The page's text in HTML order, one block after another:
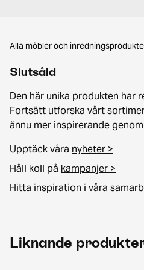
Alla möbler och
Slutsåld
Den här unika produkten har
Fortsätt utforska vårt
ännu mer inspirerande
Upptäck våra nyheter >
Håll koll på kampanjer >
Hitta inspiration i våra
Liknande